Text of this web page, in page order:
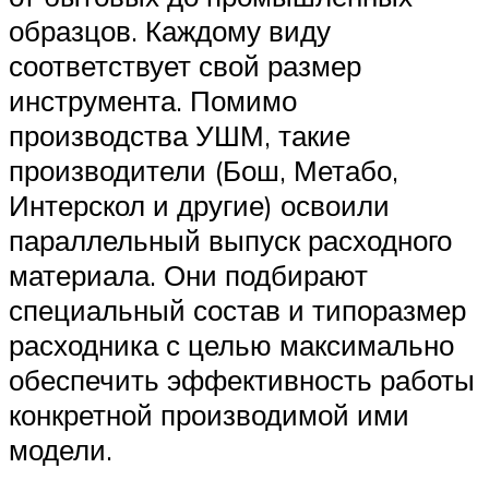
образцов. Каждому виду
соответствует свой размер
инструмента. Помимо
производства УШМ, такие
производители (Бош, Метабо,
Интерскол и другие) освоили
параллельный выпуск расходного
материала. Они подбирают
специальный состав и типоразмер
расходника с целью максимально
обеспечить эффективность работы
конкретной производимой ими
модели.